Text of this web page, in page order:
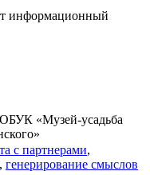
информационный
ОБУК «Музей-усадьба
с партнерами,
, генерирование смыслов